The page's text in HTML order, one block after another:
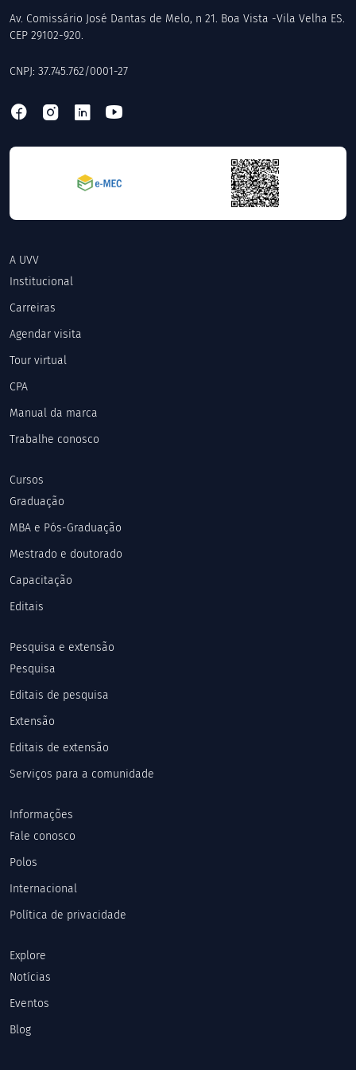
Av. Comissário José Dantas de Melo, n 21. Boa Vista -Vila Velha ES.
CEP 29102-920.
CNPJ: 37.745.762/0001-27
A UVV
Institucional
Carreiras
Agendar visita
Tour virtual
CPA
Manual da marca
Trabalhe conosco
Cursos
Graduação
MBA e Pós-Graduação
Mestrado e doutorado
Capacitação
Editais
Pesquisa e extensão
Pesquisa
Editais de pesquisa
Extensão
Editais de extensão
Serviços para a comunidade
Informações
Fale conosco
Polos
Internacional
Política de privacidade
Explore
Notícias
Eventos
Blog